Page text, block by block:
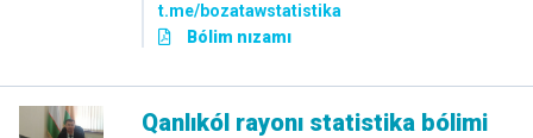
t.me/bozatawstatistika
Bólim nızamı
Qanlıkól rayonı statistika bólimi